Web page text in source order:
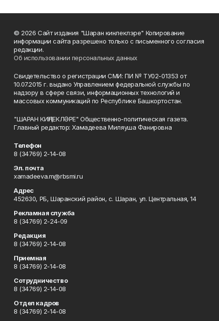
© 2026 Сайт издания "Шаран кинлеклэре" Копирование
информации сайта разрешено только с письменного согласия
редакции.
Об использовании персональных данных
Свидетельство о регистрации СМИ: ПИ № ТУ02-01353 от
10.07.2015 г. выдано Управлением федеральной службы по
надзору в сфере связи, информационных технологий и
массовых коммуникаций по Республике Башкортостан.
"ШАРАН КИҢЛЕКЛӘРЕ" Общественно-политическая газета.
Главный редактор: Хамадеева Миляуша Фанировна
Телефон
8 (34769) 2-14-08
Эл. почта
xamadeeva.m@rbsmi.ru
Адрес
452630, РБ, Шаранский район, с. Шаран, ул. Центральная, 14
Рекламная служба
8 (34769) 2-24-09
Редакция
8 (34769) 2-14-08
Приемная
8 (34769) 2-14-08
Сотрудничество
8 (34769) 2-14-08
Отдел кадров
8 (34769) 2-14-08